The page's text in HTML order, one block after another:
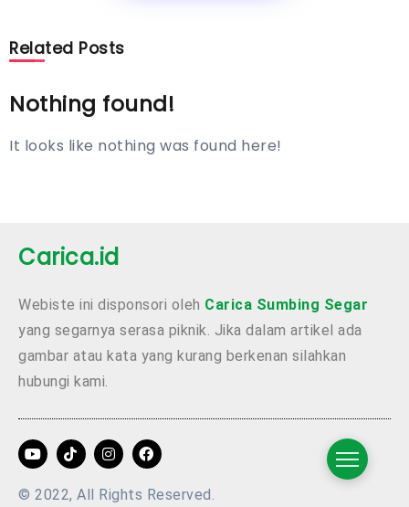
Related Posts
Nothing found!
It looks like nothing was found here!
Carica.id
Webiste ini disponsori oleh Carica Sumbing Segar
yang segarnya serasa piknik. Jika dalam artikel ada
gambar atau kata yang kurang berkenan silahkan
hubungi kami.
© 2022, All Rights Reserved.